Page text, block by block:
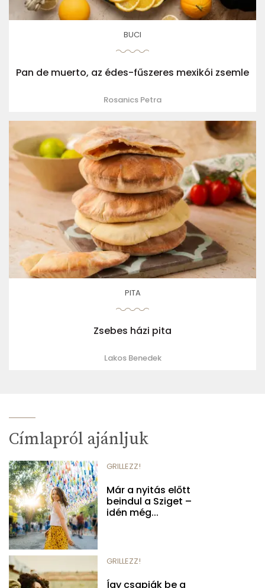
BUCI
Pan de muerto, az édes-fűszeres mexikói zsemle
Rosanics Petra
PITA
Zsebes házi pita
Lakos Benedek
Címlapról ajánljuk
GRILLEZZ!
Már a nyitás előtt
beindul a Sziget –
idén még...
GRILLEZZ!
Így csapják be a